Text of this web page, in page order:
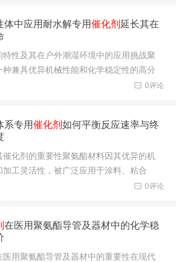
中应用耐水解专用催化剂延长其在
性及其在户外潮湿环境中的应用挑战聚
兼具优异机械性能和化学稳定性的高分
0评论
系专用催化剂如何平衡反应速率与终
化剂的重要性聚氨酯材料因其优异的机
工灵活性，被广泛应用于涂料、粘合
0评论
在医用聚氨酯导管及器材中的化学稳
用聚氨酯导管及器材中的重要性在现代